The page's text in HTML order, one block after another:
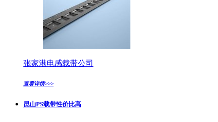
张家港电感载带公司
查看详情>>>
昆山PS载带性价比高